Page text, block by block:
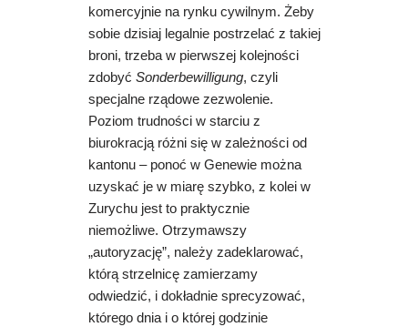
komercyjnie na rynku cywilnym. Żeby
sobie dzisiaj legalnie postrzelać z takiej
broni, trzeba w pierwszej kolejności
zdobyć Sonderbewilligung, czyli
specjalne rządowe zezwolenie.
Poziom trudności w starciu z
biurokracją różni się w zależności od
kantonu – ponoć w Genewie można
uzyskać je w miarę szybko, z kolei w
Zurychu jest to praktycznie
niemożliwe. Otrzymawszy
„autoryzację”, należy zadeklarować,
którą strzelnicę zamierzamy
odwiedzić, i dokładnie sprecyzować,
którego dnia i o której godzinie